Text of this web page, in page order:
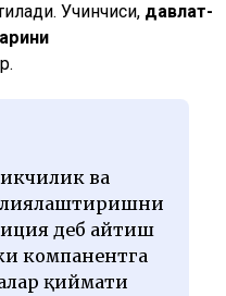
Учинчиси, давлат-
ва
деб айтиш
компанентга
қиймати